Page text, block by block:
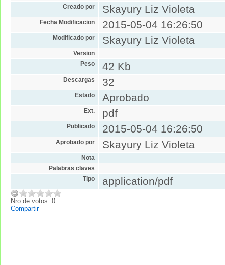
Creado por Skayury Liz Violeta
Fecha Modificacion 2015-05-04 16:26:50
Modificado por Skayury Liz Violeta
Version
Peso
42 Kb
Descargas 32
Estado Aprobado
Ext. pdf
Publicado 2015-05-04 16:26:50
Aprobado por Skayury Liz Violeta
Nota
Palabras claves
Tipo
application/pdf
Nro de votos: 0
Compartir